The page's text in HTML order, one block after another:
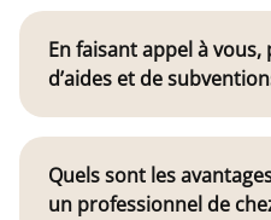
En faisant appel à
d’aides et de
Quels sont les
un professionnel de